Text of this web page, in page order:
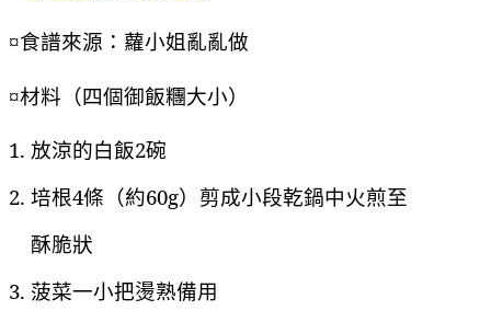
¤食譜來源：蘿小姐亂亂做
¤材料（四個御飯糰大小）
1. 放涼的白飯2碗
2. 培根4條（約60g）剪成小段乾鍋中火煎至
酥脆狀
3. 菠菜一小把燙熟備用